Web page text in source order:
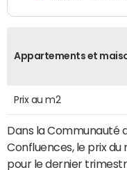
Appartements et
Prix au m2
Dans la Communauté
Confluences, le prix du
pour le dernier